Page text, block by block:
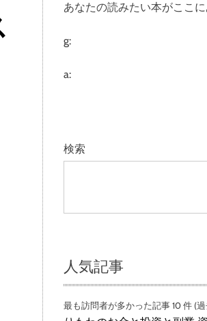
e
あなたの読みたい本がここに
g:
a:
検索
人気記事
最も訪問者が多かった記事 10 件 (